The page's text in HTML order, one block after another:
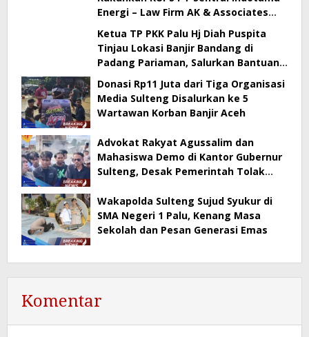
Energi – Law Firm AK & Associates
Ketua TP PKK Palu Hj Diah Puspita
Tinjau Lokasi Banjir Bandang di
Padang Pariaman, Salurkan Bantuan
dari Pemkot Palu
Donasi Rp11 Juta dari Tiga Organisasi
Media Sulteng Disalurkan ke 5
Wartawan Korban Banjir Aceh
Advokat Rakyat Agussalim dan
Mahasiswa Demo di Kantor Gubernur
Sulteng, Desak Pemerintah Tolak
Wakapolda Sulteng Sujud Syukur di
SMA Negeri 1 Palu, Kenang Masa
Sekolah dan Pesan Generasi Emas
Komentar